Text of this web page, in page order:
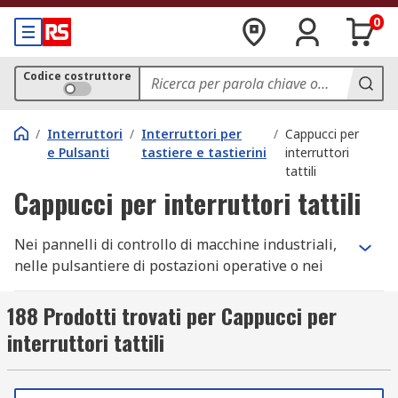
0
Codice costruttore
/ Interruttori
e Pulsanti
/ Interruttori per
tastiere e tastierini
/ Cappucci per
interruttori
tattili
Cappucci per interruttori tattili
Nei pannelli di controllo di macchine industriali,
nelle pulsantiere di postazioni operative o nei
interruttori tattili consentono di codificare con
colori, differenziare funzioni o omogeneizzare
l'aspetto delle interfacce uomo-macchina. Su RS
trovi tappi per interruttori tattili e coperture per
interruttori tattili in forme rotonda, quadrata,
188 Prodotti trovati per Cappucci per
interruttori tattili